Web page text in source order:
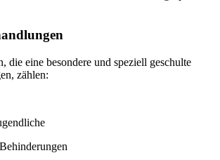
die eine besondere und speziell geschulte
zählen: